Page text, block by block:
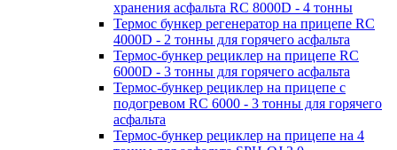
хранения асфальта RC 8000D - 4 тонны
Термос бункер регенератор на прицепе RC
4000D - 2 тонны для горячего асфальта
Термос-бункер рециклер на прицепе RC
6000D - 3 тонны для горячего асфальта
Термос-бункер рециклер на прицепе с
подогревом RC 6000 - 3 тонны для горячего
асфальта
Термос-бункер рециклер на прицепе на 4